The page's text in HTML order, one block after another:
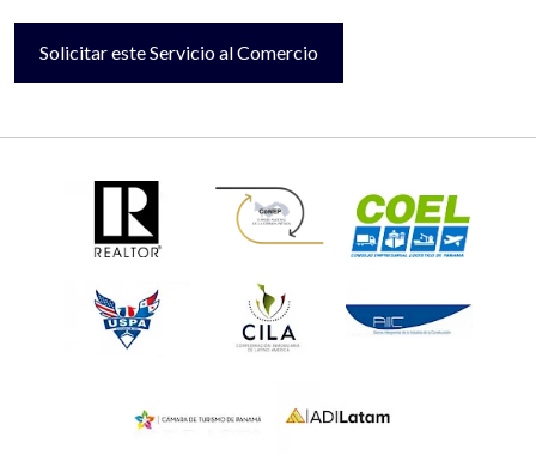
Solicitar este Servicio al Comercio